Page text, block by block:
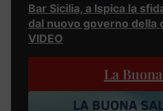
Bar Sicilia, a Ispica la
dal nuovo governo della
VIDEO
La